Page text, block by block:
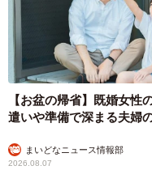
【お盆の帰省】既婚女
遣いや準備で深まる夫婦
まいどなニュース情報部
2026.08.07